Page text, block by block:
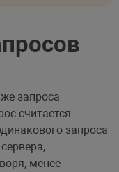
запроса
считается
запроса
менее